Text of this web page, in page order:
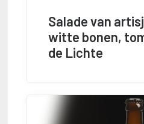
Salade van
witte bonen,
de Lichte